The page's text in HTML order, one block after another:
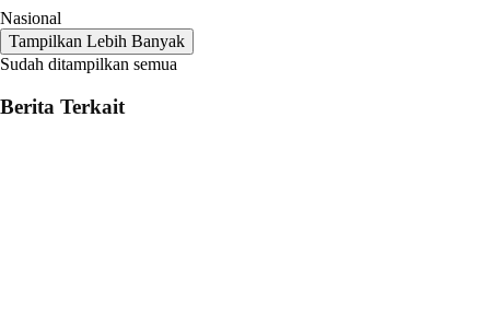
Nasional
Tampilkan Lebih Banyak
Sudah ditampilkan semua
Berita Terkait